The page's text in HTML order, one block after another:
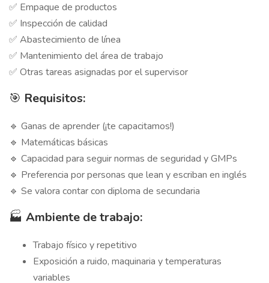
✅ Empaque de productos
✅ Inspección de calidad
✅ Abastecimiento de línea
✅ Mantenimiento del área de trabajo
✅ Otras tareas asignadas por el supervisor
🎯 Requisitos:
🔹 Ganas de aprender (¡te capacitamos!)
🔹 Matemáticas básicas
🔹 Capacidad para seguir normas de seguridad y GMPs
🔹 Preferencia por personas que lean y escriban en inglés
🔹 Se valora contar con diploma de secundaria
🏭 Ambiente de trabajo:
Trabajo físico y repetitivo
Exposición a ruido, maquinaria y temperaturas
variables